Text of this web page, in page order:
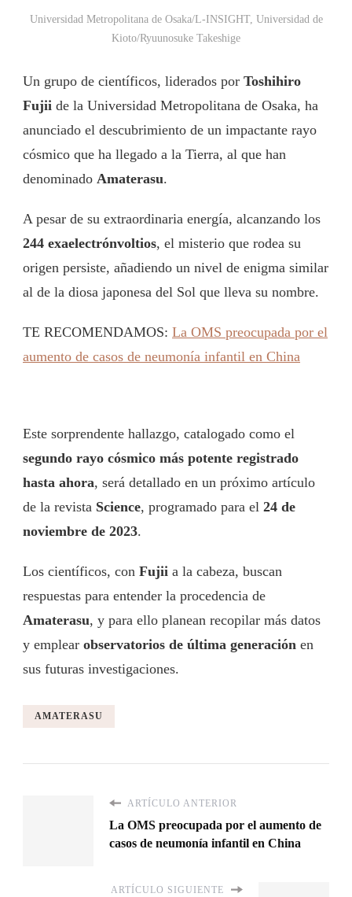
Universidad Metropolitana de Osaka/L-INSIGHT, Universidad de
Kioto/Ryuunosuke Takeshige
Un grupo de científicos, liderados por Toshihiro
Fujii de la Universidad Metropolitana de Osaka, ha
anunciado el descubrimiento de un impactante rayo
cósmico que ha llegado a la Tierra, al que han
denominado Amaterasu.
A pesar de su extraordinaria energía, alcanzando los
244 exaelectrónvoltios, el misterio que rodea su
origen persiste, añadiendo un nivel de enigma similar
al de la diosa japonesa del Sol que lleva su nombre.
TE RECOMENDAMOS: La OMS preocupada por el
aumento de casos de neumonía infantil en China
Este sorprendente hallazgo, catalogado como el
segundo rayo cósmico más potente registrado
hasta ahora, será detallado en un próximo artículo
de la revista Science, programado para el 24 de
noviembre de 2023.
Los científicos, con Fujii a la cabeza, buscan
respuestas para entender la procedencia de
Amaterasu, y para ello planean recopilar más datos
y emplear observatorios de última generación en
sus futuras investigaciones.
AMATERASU
ARTÍCULO ANTERIOR
La OMS preocupada por el aumento de
casos de neumonía infantil en China
ARTÍCULO SIGUIENTE